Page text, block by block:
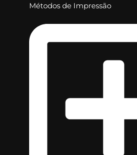
Métodos de Impressão